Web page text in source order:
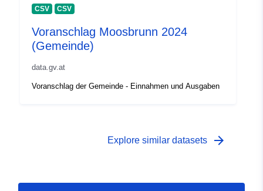
CSV CSV
Voranschlag Moosbrunn 2024
(Gemeinde)
data.gv.at
Voranschlag der Gemeinde - Einnahmen und Ausgaben
Explore similar datasets arrow_forward